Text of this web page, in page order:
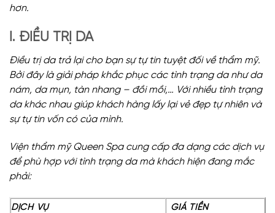
hơn.
I. ĐIỀU TRỊ DA
Điều trị da trả lại cho bạn sự tự tin tuyệt đối về thẩm mỹ.
Bởi đây là giải pháp khắc phục các tình trạng da như da
nám, da mụn, tàn nhang – đồi mồi,… Với nhiều tình trạng
da khác nhau giúp khách hàng lấy lại vẻ đẹp tự nhiên và
sự tự tin vốn có của mình.
Viện thẩm mỹ Queen Spa cung cấp đa dạng các dịch vụ
để phù hợp với tình trạng da mà khách hiện đang mắc
phải:
DỊCH VỤ GIÁ TIỀN